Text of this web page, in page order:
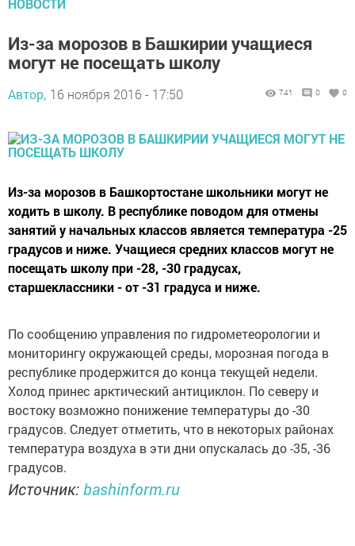
НОВОСТИ
Из-за морозов в Башкирии учащиеся
могут не посещать школу
Автор, 16 ноября 2016 - 17:50 741 0 0
Из-за морозов в Башкортостане школьники могут не
ходить в школу. В республике поводом для отмены
занятий у начальных классов является температура -25
градусов и ниже. Учащиеся средних классов могут не
посещать школу при -28, -30 градусах,
старшеклассники - от -31 градуса и ниже.
По сообщению управления по гидрометеорологии и
мониторингу окружающей среды, морозная погода в
республике продержится до конца текущей недели.
Холод принес арктический антициклон. По северу и
востоку возможно понижение температуры до -30
градусов. Следует отметить, что в некоторых районах
температура воздуха в эти дни опускалась до -35, -36
градусов.
Источник:bashinform.ru